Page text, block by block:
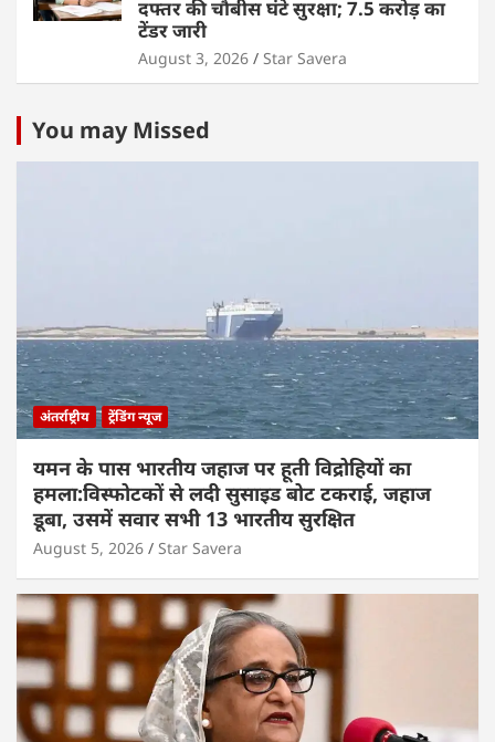
दफ्तर की चौबीस घंटे सुरक्षा; 7.5 करोड़ का
टेंडर जारी
August 3, 2026 Star Savera
You may Missed
अंतर्राष्ट्रीय ट्रेंडिंग न्यूज
यमन के पास भारतीय जहाज पर हूती विद्रोहियों का
हमला:विस्फोटकों से लदी सुसाइड बोट टकराई, जहाज
डूबा, उसमें सवार सभी 13 भारतीय सुरक्षित
August 5, 2026 Star Savera